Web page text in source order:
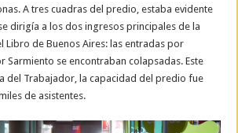
A tres cuadras del predio, estaba evidente
dirigía a los dos ingresos principales de la
Libro de Buenos Aires: las entradas por
Sarmiento se encontraban colapsadas. Este
del Trabajador, la capacidad del predio fue
de asistentes.